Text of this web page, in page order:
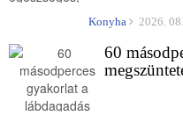
Konyha 2026.
60